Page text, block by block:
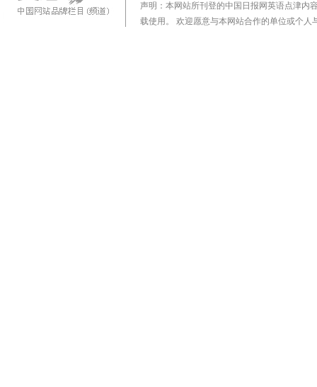
声明：本网站所刊登的中国日报网英语点津内
载使用。 欢迎愿意与本网站合作的单位或个人